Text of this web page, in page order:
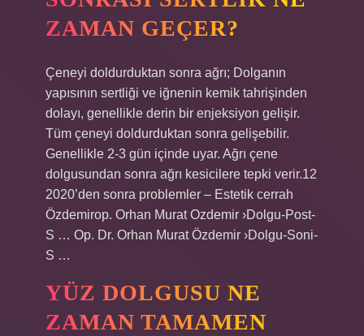
ZAMAN GEÇER?
Çeneyi doldurduktan sonra ağrı; Dolganın
yapısının sertliği ve iğnenin kemik tahrişinden
dolayı, genellikle derin bir enjeksiyon gelişir.
Tüm çeneyi doldurduktan sonra gelişebilir.
Genellikle 2-3 gün içinde uyar. Ağrı çene
dolgusundan sonra ağrı kesicilere tepki verir.12
2020’den sonra problemler – Estetik cerrah
Özdemirop. Orhan Murat Ozdemir ›Dolgu-Post-
S … Op. Dr. Orhan Murat Özdemir ›Dolgu-Soni-
S …
YÜZ DOLGUSU NE
ZAMAN TAMAMEN